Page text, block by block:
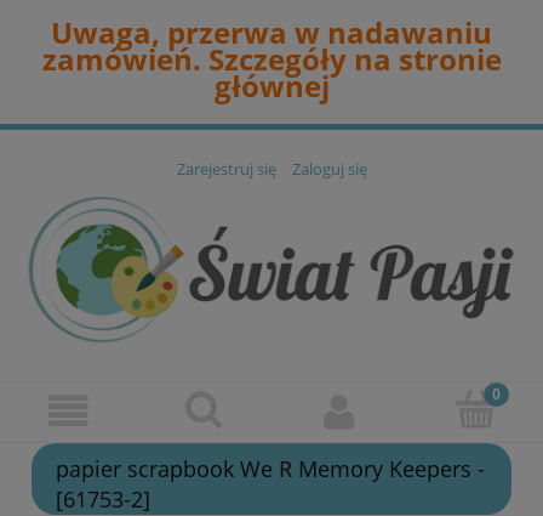
Uwaga, przerwa w nadawaniu
zamówień. Szczegóły na stronie
głównej
Zarejestruj się Zaloguj się
papier scrapbook We R Memory Keepers -
[61753-2]